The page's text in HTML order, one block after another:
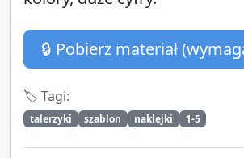
🔒 Pobierz materiał
🏷️ Tagi:
talerzyki szablon naklejki 1-5